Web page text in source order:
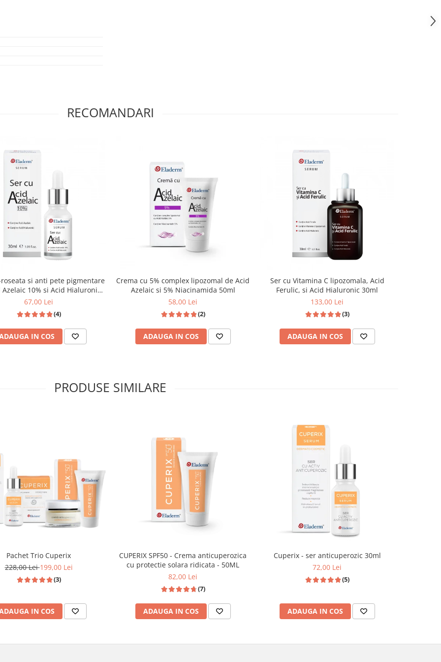
inrosirea pielii de pe fata si
cu cuperoza sa observe doar
nasului si a pometilor). tenul
o atentie deosebita si
tocmai de aceea
ai familie care au
sa il urmareasca periodic
si el;
gastrointestinale, anumite
bauturile foarte
tradeaza aparitia cuperozei
dilatati, uscarea excesiva a
RECOMANDARI
si anti pete pigmentare
Azelaic 10% si Acid Hialuronic
30ml
67,00 Lei
(4)
IN COS
Crema cu 5% complex lipozomal de Acid
Azelaic si 5% Niacinamida 50ml
58,00 Lei
(2)
ADAUGA IN COS
Ser cu Vitamina C lipozomala, Acid
Ferulic, si Acid Hialuronic 30ml
133,00 Lei
(3)
ADAUGA IN COS
PRODUSE SIMILARE
Pachet Trio Cuperix
228,00 Lei199,00 Lei
(3)
IN COS
CUPERIX SPF50 - Crema anticuperozica
cu protectie solara ridicata - 50ML
82,00 Lei
(7)
ADAUGA IN COS
Cuperix - ser anticuperozic 30ml
72,00 Lei
(5)
ADAUGA IN COS